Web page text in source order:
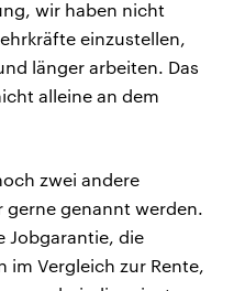
wir haben nicht
einzustellen,
länger arbeiten. Das
alleine an dem
zwei andere
gerne genannt werden.
Jobgarantie, die
im Vergleich zur Rente,